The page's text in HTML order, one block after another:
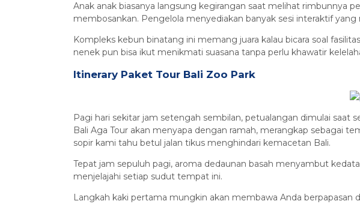
Anak anak biasanya langsung kegirangan saat melihat rimbunnya
membosankan. Pengelola menyediakan banyak sesi interaktif
Kompleks kebun binatang ini memang juara kalau bicara soal
nenek pun bisa ikut menikmati suasana tanpa perlu khawatir
Itinerary Paket Tour Bali Zoo Park
Pagi hari sekitar jam setengah sembilan, petualangan dimulai saat
Bali Aga Tour akan menyapa dengan ramah, merangkap sebagai
sopir kami tahu betul jalan tikus menghindari kemacetan Bali.
Tepat jam sepuluh pagi, aroma dedaunan basah menyambut
menjelajahi setiap sudut tempat ini.
Langkah kaki pertama mungkin akan membawa Anda